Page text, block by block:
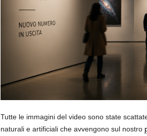
Tutte le immagini del video sono state
naturali e artificiali che avvengono sul nostro